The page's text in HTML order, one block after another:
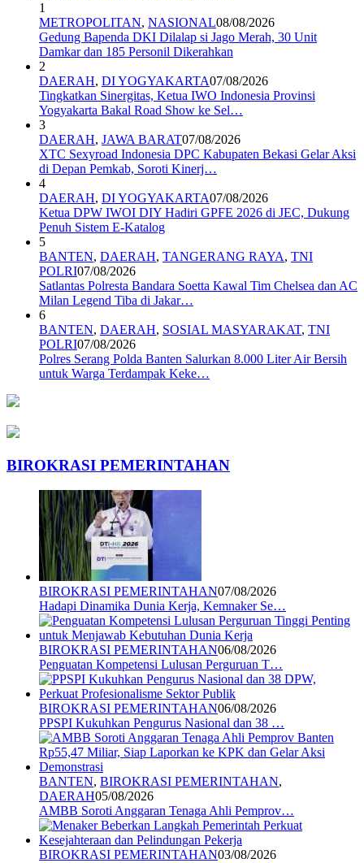
1
METROPOLITAN, NASIONAL08/08/2026
Gedung Bapenda DKI Dilalap si Jago Merah, 30 Unit
Damkar dan 185 Personil Dikerahkan
2
DAERAH, DI YOGYAKARTA07/08/2026
Tingkatkan Sinergitas, Ketua IWO Indonesia Provinsi
Yogyakarta Bakal Road Show ke Sel…
3
DAERAH, JAWA BARAT07/08/2026
XTC Sexyroad Indonesia DPC Kabupaten Bekasi Gelar Aksi
di Depan Pemkab, Soroti Kinerj…
4
DAERAH, DI YOGYAKARTA07/08/2026
Ketua DPW IWOI DIY Hadiri GPFE 2026 di JEC, Dukung
Penuh Sistem E-Katalog
5
BANTEN, DAERAH, TANGERANG RAYA, TNI
POLRI07/08/2026
Satlantas Polresta Bandara Soetta Kawal Tim Chelsea dan AC
Milan Legend Tiba di Jakar…
6
BANTEN, DAERAH, SOSIAL MASYARAKAT, TNI
POLRI07/08/2026
Polres Serang Polda Banten Salurkan 8.000 Liter Air Bersih
untuk Warga Terdampak Keke…
BIROKRASI PEMERINTAHAN
BIROKRASI PEMERINTAHAN07/08/2026
Hadapi Dinamika Dunia Kerja, Kemnaker Se…
BIROKRASI PEMERINTAHAN06/08/2026
Penguatan Kompetensi Lulusan Perguruan T…
BIROKRASI PEMERINTAHAN06/08/2026
PPSPI Kukuhkan Pengurus Nasional dan 38 …
BANTEN, BIROKRASI PEMERINTAHAN,
DAERAH05/08/2026
AMBB Soroti Anggaran Tenaga Ahli Pemprov…
BIROKRASI PEMERINTAHAN03/08/2026